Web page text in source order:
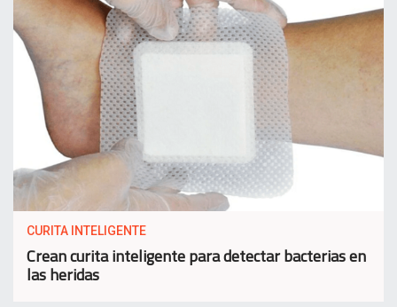
CURITA INTELIGENTE
Crean curita inteligente para detectar bacterias en
las heridas